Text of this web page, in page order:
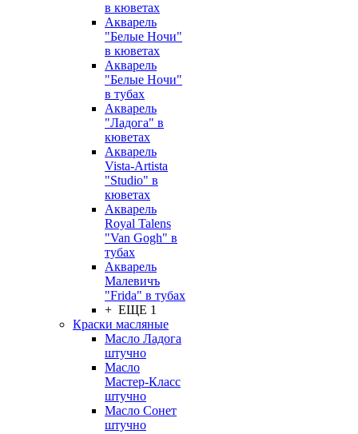
в кюветах
Акварель
"Белые Ночи"
в кюветах
Акварель
"Белые Ночи"
в тубах
Акварель
"Ладога" в
кюветах
Акварель
Vista-Artista
"Studio" в
кюветах
Акварель
Royal Talens
"Van Gogh" в
тубах
Акварель
Малевичъ
"Frida" в тубах
+ ЕЩЕ 1
Краски масляные
Масло Ладога
штучно
Масло
Мастер-Класс
штучно
Масло Сонет
штучно